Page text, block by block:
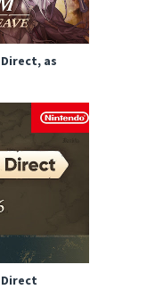
as
Direct